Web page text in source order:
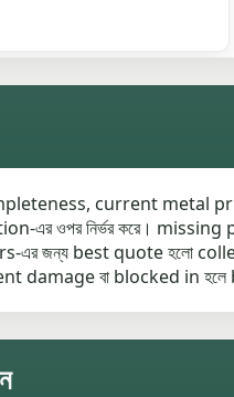
current metal prices
এর ওপর নির্ভর করে।
এর জন্য best quote হলো
damage বা blocked in হলে